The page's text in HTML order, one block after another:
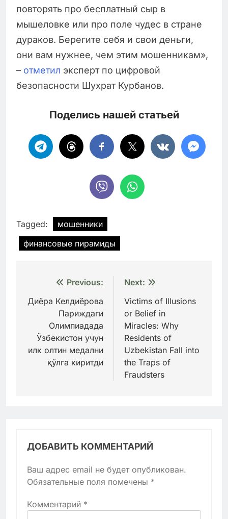
повторять про бесплатный сыр в
мышеловке или про поле чудес в стране
дураков. Берегите себя и свои деньги,
они вам нужнее, чем этим мошенникам»,
– отметил эксперт по цифровой
безопасности Шухрат Курбанов.
Поделись нашей статьей
Tagged:
мошенники
финансовые пирамиды
Навигация
по
записям
Previous:
Диёра Келдиёрова
Париждаги
Олимпиадада
Ўзбекистон учун
илк олтин медални
қўлга киритди
Next:
Victims of Illusions
or Belief in
Miracles: Why
Residents of
Uzbekistan Fall into
the Traps of
Fraudsters
ДОБАВИТЬ КОММЕНТАРИЙ
Ваш адрес email не будет опубликован.
Обязательные поля помечены *
Комментарий *